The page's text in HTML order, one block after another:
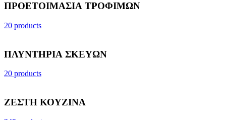
ΠΡΟΕΤΟΙΜΑΣΙΑ ΤΡΟΦΙΜΩΝ
20 products
ΠΛΥΝΤΗΡΙΑ ΣΚΕΥΩΝ
20 products
ΖΕΣΤΗ ΚΟΥΖΙΝΑ